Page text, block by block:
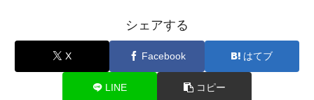
シェアする
X Facebook はてブ
LINE コピー